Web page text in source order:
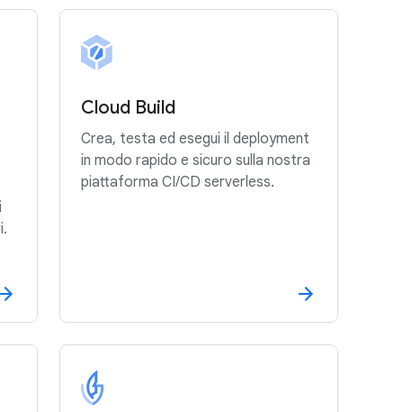
Cloud Build
Crea, testa ed esegui il deployment
in modo rapido e sicuro sulla nostra
piattaforma CI/CD serverless.